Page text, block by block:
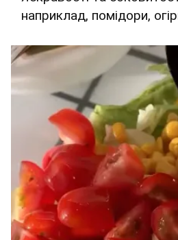
наприклад, помідори,